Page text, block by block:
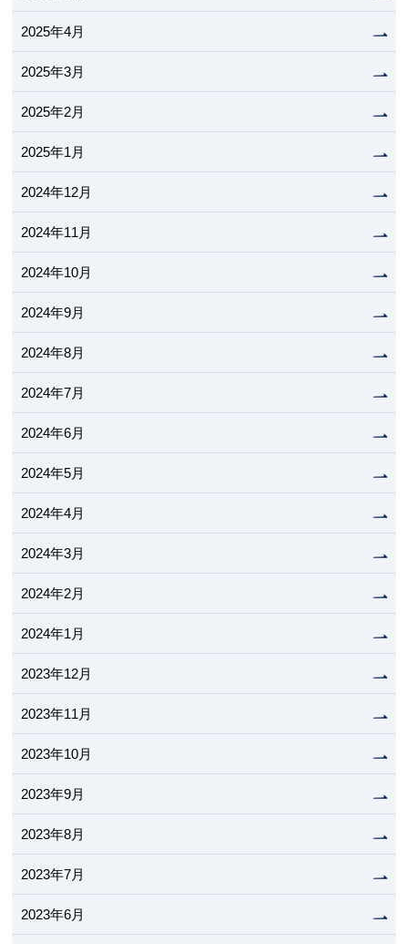
2025年4月
2025年3月
2025年2月
2025年1月
2024年12月
2024年11月
2024年10月
2024年9月
2024年8月
2024年7月
2024年6月
2024年5月
2024年4月
2024年3月
2024年2月
2024年1月
2023年12月
2023年11月
2023年10月
2023年9月
2023年8月
2023年7月
2023年6月